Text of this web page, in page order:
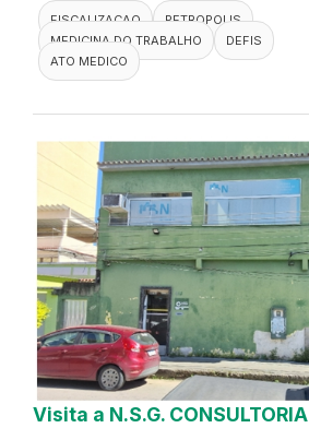
FISCALIZACAO
PETROPOLIS
MEDICINA DO TRABALHO
DEFIS
ATO MEDICO
Visita a N.S.G. CONSULTORIA